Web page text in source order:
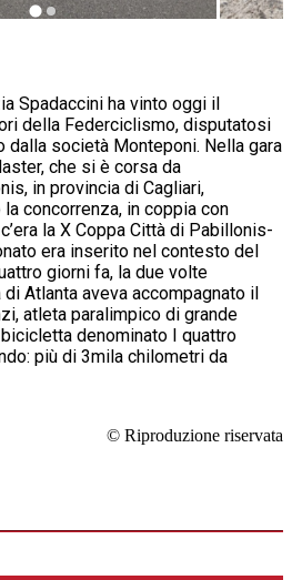
Spadaccini ha vinto oggi il
della Federciclismo, disputatosi
dalla società Monteponi. Nella gara
che si è corsa da
in provincia di Cagliari,
concorrenza, in coppia con
la X Coppa Città di Pabillonis-
era inserito nel contesto del
giorni fa, la due volte
Atlanta aveva accompagnato il
atleta paralimpico di grande
denominato I quattro
più di 3mila chilometri da
© Riproduzione riservata